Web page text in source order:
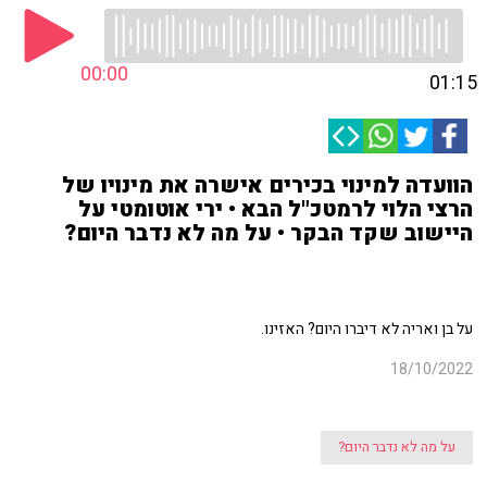
00:00 01:15
הוועדה למינוי בכירים אישרה את מינויו של
הרצי הלוי לרמטכ"ל הבא • ירי אוטומטי על
היישוב שקד הבקר • על מה לא נדבר היום?
על בן ואריה לא דיברו היום? האזינו.
18/10/2022
על מה לא נדבר היום?